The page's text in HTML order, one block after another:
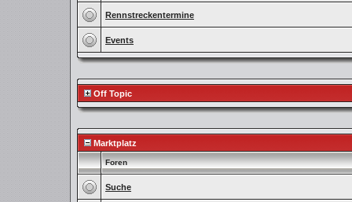
Rennstreckentermine
Events
Off Topic
Marktplatz
Foren
Suche